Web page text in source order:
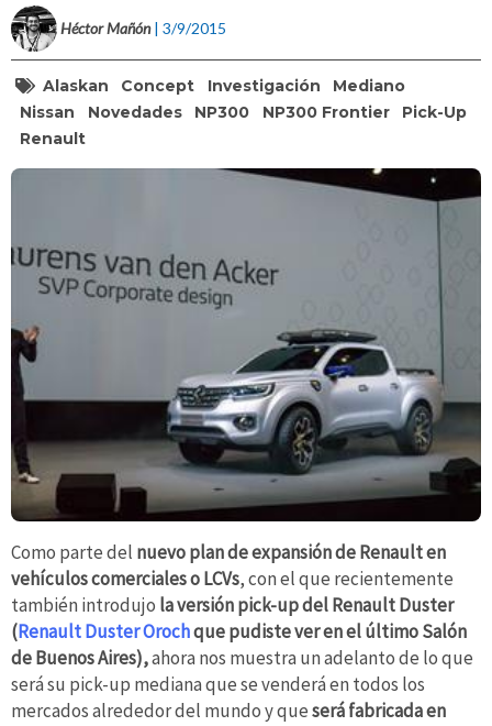
Héctor Mañón | 3/9/2015
Alaskan Concept Investigación
Mediano
Nissan
Novedades NP300 NP300 Frontier
Pick-Up
Renault
Como parte del nuevo plan de expansión de Renault en
vehículos comerciales o LCVs, con el que recientemente
también introdujo la versión pick-up del Renault Duster
(Renault Duster Orochque pudiste ver en el último Salón
de Buenos Aires),ahora nos muestra un adelanto de lo que
será su pick-up mediana que se venderá en todos los
mercados alrededor del mundo y queserá fabricada en